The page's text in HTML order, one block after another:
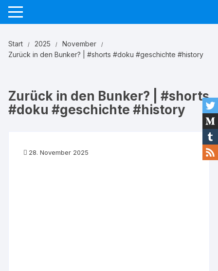
Zum
Inhalt
Start 2025
November
Zurück in den Bunker? | #shorts #doku #geschichte #history
Zurück in den Bunker? | #shorts
#doku #geschichte #history
28. November 2025